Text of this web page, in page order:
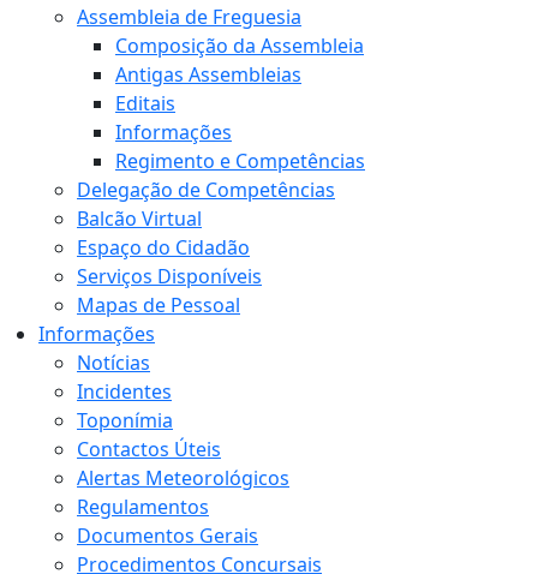
Assembleia de Freguesia
Composição da Assembleia
Antigas Assembleias
Editais
Informações
Regimento e Competências
Delegação de Competências
Balcão Virtual
Espaço do Cidadão
Serviços Disponíveis
Mapas de Pessoal
Informações
Notícias
Incidentes
Toponímia
Contactos Úteis
Alertas Meteorológicos
Regulamentos
Documentos Gerais
Procedimentos Concursais